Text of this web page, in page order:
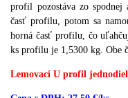
profil pozostáva zo spodnej
časť profilu, potom sa
horná časť profilu, čo
ks profilu je 1,5300 kg. Obe
Lemovací U profil